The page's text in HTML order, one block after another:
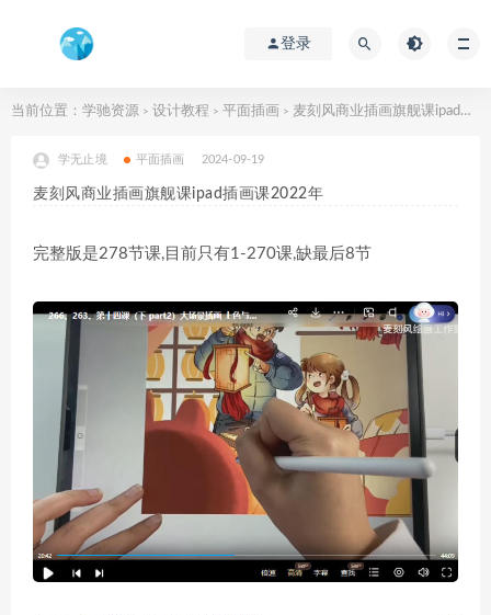
登录
当前位置： 学驰资源 > 设计教程 > 平面插画 > 麦刻风商业插画旗舰课ipad插画课2022年
学无止境 平面插画 2024-09-19
麦刻风商业插画旗舰课ipad插画课2022年
完整版是278节课,目前只有1-270课,缺最后8节